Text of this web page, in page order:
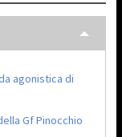
agonistica di
Gf Pinocchio